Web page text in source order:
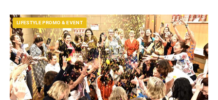
LIFESTYLE PROMO & EVENT